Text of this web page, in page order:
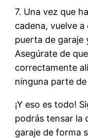
7. Una vez que
cadena, vuelve
puerta de garaje
Asegúrate de
correctamente
ninguna parte
¡Y eso es todo!
podrás tensar la
garaje de forma